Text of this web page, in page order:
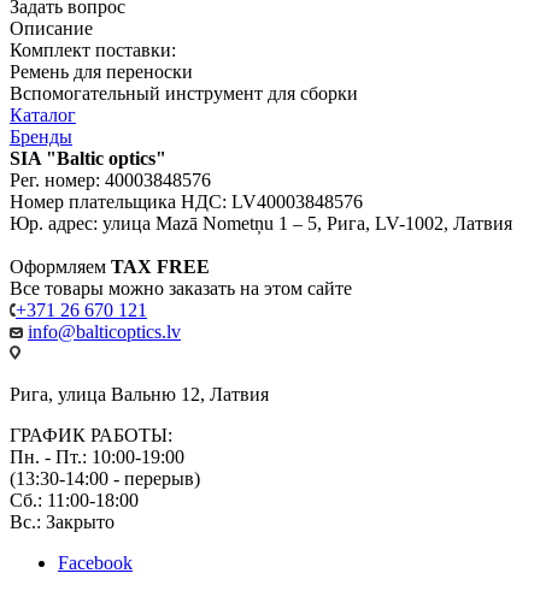
Задать вопрос
Описание
Комплект поставки:
Ремень для переноски
Вспомогательный инструмент для сборки
Каталог
Бренды
SIA "Baltic optics"
Рег. номер: 40003848576
Номер плательщика НДС: LV40003848576
Юр. адрес: улица Mazā Nometņu 1 – 5, Рига, LV-1002, Латвия
Оформляем TAX FREE
Все товары можно заказать на этом сайте
+371 26 670 121
info@balticoptics.lv
Рига, улица Вальню 12, Латвия
ГРАФИК РАБОТЫ:
Пн. - Пт.: 10:00-19:00
(13:30-14:00 - перерыв)
Сб.: 11:00-18:00
Вс.: Закрыто
Facebook